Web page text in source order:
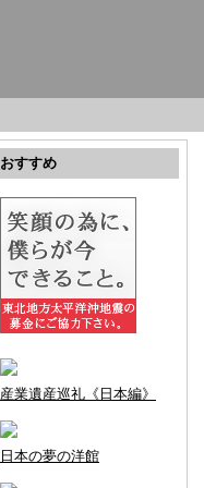
おすすめ
産業遺産巡礼《日本編》
日本の夢の洋館